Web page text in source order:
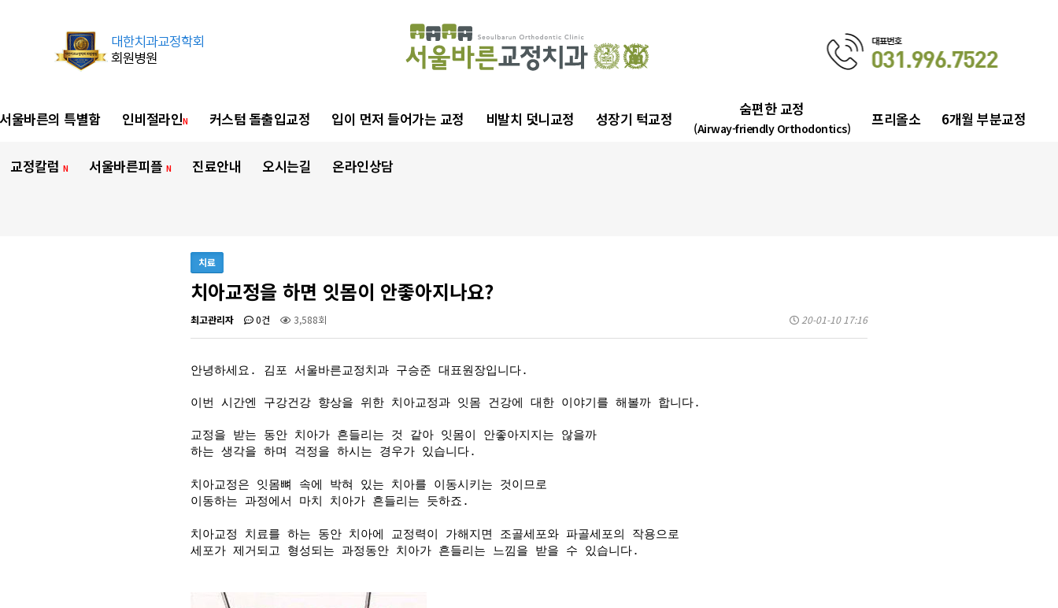
서울바른의 특별함 인비절라인N 커스텀 돌출입교정 입이 먼저 들어가는 교정 비발치 덧니교정 성장기 턱교정
숨편한 교정
(Airway-friendly Orthodontics) 프리올소 6개월 부분교정
교정칼럼 N 서울바른피플 N 진료안내 오시는길 온라인상담
치료
치아교정을 하면 잇몸이 안좋아지나요?
최고관리자 0건 3,588회 20-01-10 17:16
안녕하세요. 김포 서울바른교정치과 구승준 대표원장입니다.
이번 시간엔 구강건강 향상을 위한 치아교정과 잇몸 건강에 대한 이야기를 해볼까 합니다.
교정을 받는 동안 치아가 흔들리는 것 같아 잇몸이 안좋아지지는 않을까
하는 생각을 하며 걱정을 하시는 경우가 있습니다.
치아교정은 잇몸뼈 속에 박혀 있는 치아를 이동시키는 것이므로
이동하는 과정에서 마치 치아가 흔들리는 듯하죠.
치아교정 치료를 하는 동안 치아에 교정력이 가해지면 조골세포와 파골세포의 작용으로
세포가 제거되고 형성되는 과정동안 치아가 흔들리는 느낌을 받을 수 있습니다.